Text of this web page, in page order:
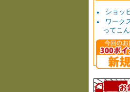
ショッ
ワーク
ってこ